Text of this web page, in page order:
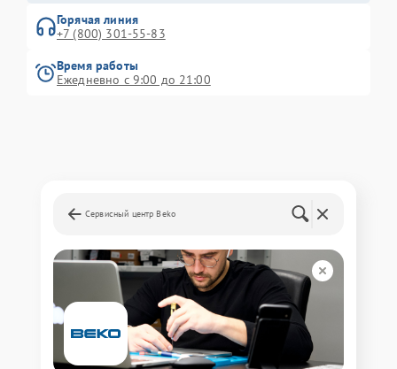
Горячая линия
+7 (800) 301-55-83
Время работы
Ежедневно с 9:00 до 21:00
Сервисный центр Beko